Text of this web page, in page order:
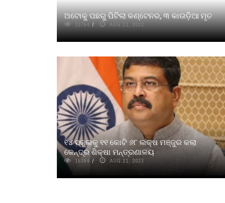
ଅଟୋକୁ ପଛରୁ ପିଟିଲା କଣ୍ଟେନର, ୩ କାଉଡ଼ିଆ ମୃତ
13754 AUG 21, 2023
୧୪ ସ୍କୁଲକୁ ୧୧ କୋଟି ୬୮ ଲକ୍ଷ ମଞ୍ଜୁର କଲା
କେନ୍ଦ୍ର ଶିକ୍ଷା ମନ୍ତ୍ରଣାଳୟ
15364 AUG 21, 2023